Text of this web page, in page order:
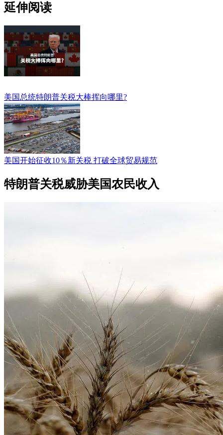
延伸阅读
美国总统特朗普关税大棒挥向哪里?
美国开始征收10％新关税 打破全球贸易规范
特朗普关税威胁美国农民收入